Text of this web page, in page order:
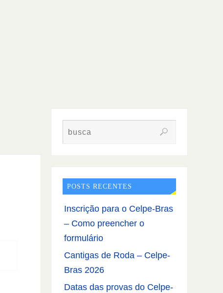
POSTS RECENTES
Inscrição para o Celpe-Bras
– Como preencher o
formulário
Cantigas de Roda – Celpe-
Bras 2026
Datas das provas do Celpe-